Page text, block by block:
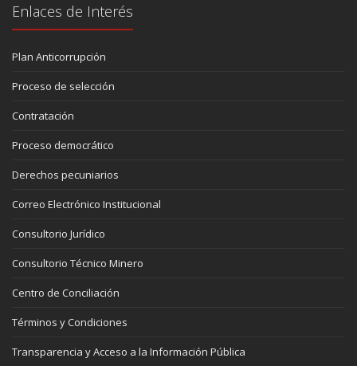
Enlaces de Interés
Plan Anticorrupción
Proceso de selección
Contratación
Proceso democrático
Derechos pecuniarios
Correo Electrónico Institucional
Consultorio Jurídico
Consultorio Técnico Minero
Centro de Conciliación
Términos y Condiciones
Transparencia y Acceso a la Información Pública